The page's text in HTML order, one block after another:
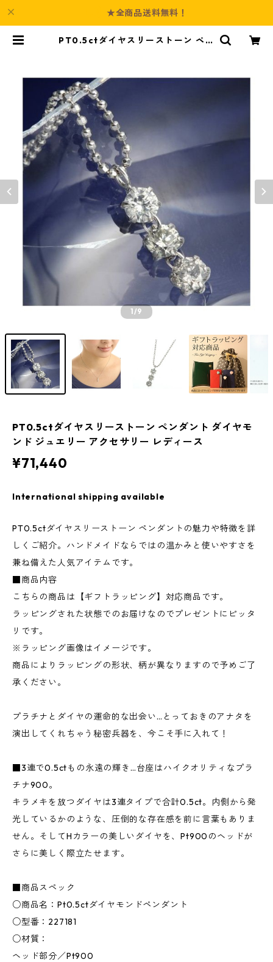
★全商品送料無料！
PT0.5ctダイヤスリーストーン ペン
1/9
PT0.5ctダイヤスリーストーン ペンダント ダイヤモ
ンド ジュエリー アクセサリー レディース
¥71,440
International shipping available
PT0.5ctダイヤスリーストーン ペンダントの魅力や特徴を詳
しくご紹介。ハンドメイドならではの温かみと使いやすさを
兼ね備えた人気アイテムです。
■商品内容
こちらの商品は【ギフトラッピング】対応商品です。
ラッピングされた状態でのお届けなのでプレゼントにピッタ
リです。
※ラッピング画像はイメージです。
商品によりラッピングの形状、柄が異なりますので予めご了
承ください。
プラチナとダイヤの運命的な出会い…とっておきのアナタを
演出してくれちゃう秘密兵器を、今こそ手に入れて！
■3連で0.5ctもの永遠の輝き…台座はハイクオリティなプラ
チナ900。
キラメキを放つダイヤは3連タイプで合計0.5ct。内側から発
光しているかのような、圧倒的な存在感を前に言葉もありま
せん。そしてHカラーの美しいダイヤを、Pt900のヘッドが
さらに美しく際立たせます。
■商品スペック
○商品名：Pt0.5ctダイヤモンドペンダント
○型番：227181
○材質：
ヘッド部分／Pt900